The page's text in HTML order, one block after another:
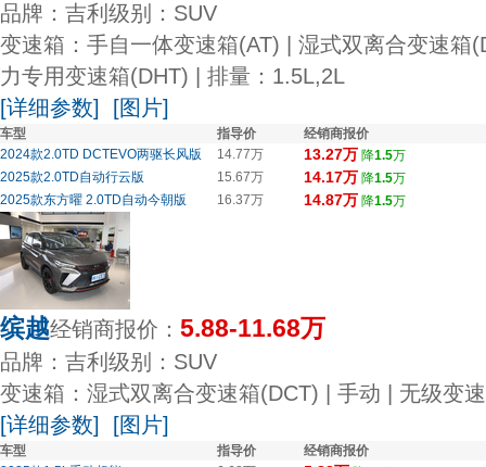
品牌：吉利 级别：SUV
变速箱：手自一体变速箱(AT) | 湿式双离合变速箱
力专用变速箱(DHT) | 排量：1.5L,2L
[详细参数]
[图片]
车型 指导价
经销商报价
2024款2.0TD DCTEVO两驱长风版
14.77万 13.27万 降1.5万
2025款2.0TD自动行云版
15.67万 14.17万 降1.5万
2025款东方曜 2.0TD自动今朝版
16.37万 14.87万 降1.5万
缤越经销商报价： 5.88-11.68万
品牌：吉利 级别：SUV
变速箱：湿式双离合变速箱(DCT) | 手动 | 无级变
[详细参数]
[图片]
车型 指导价
经销商报价